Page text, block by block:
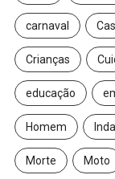
carnaval
Crianças
educação
Homem
Morte Moto